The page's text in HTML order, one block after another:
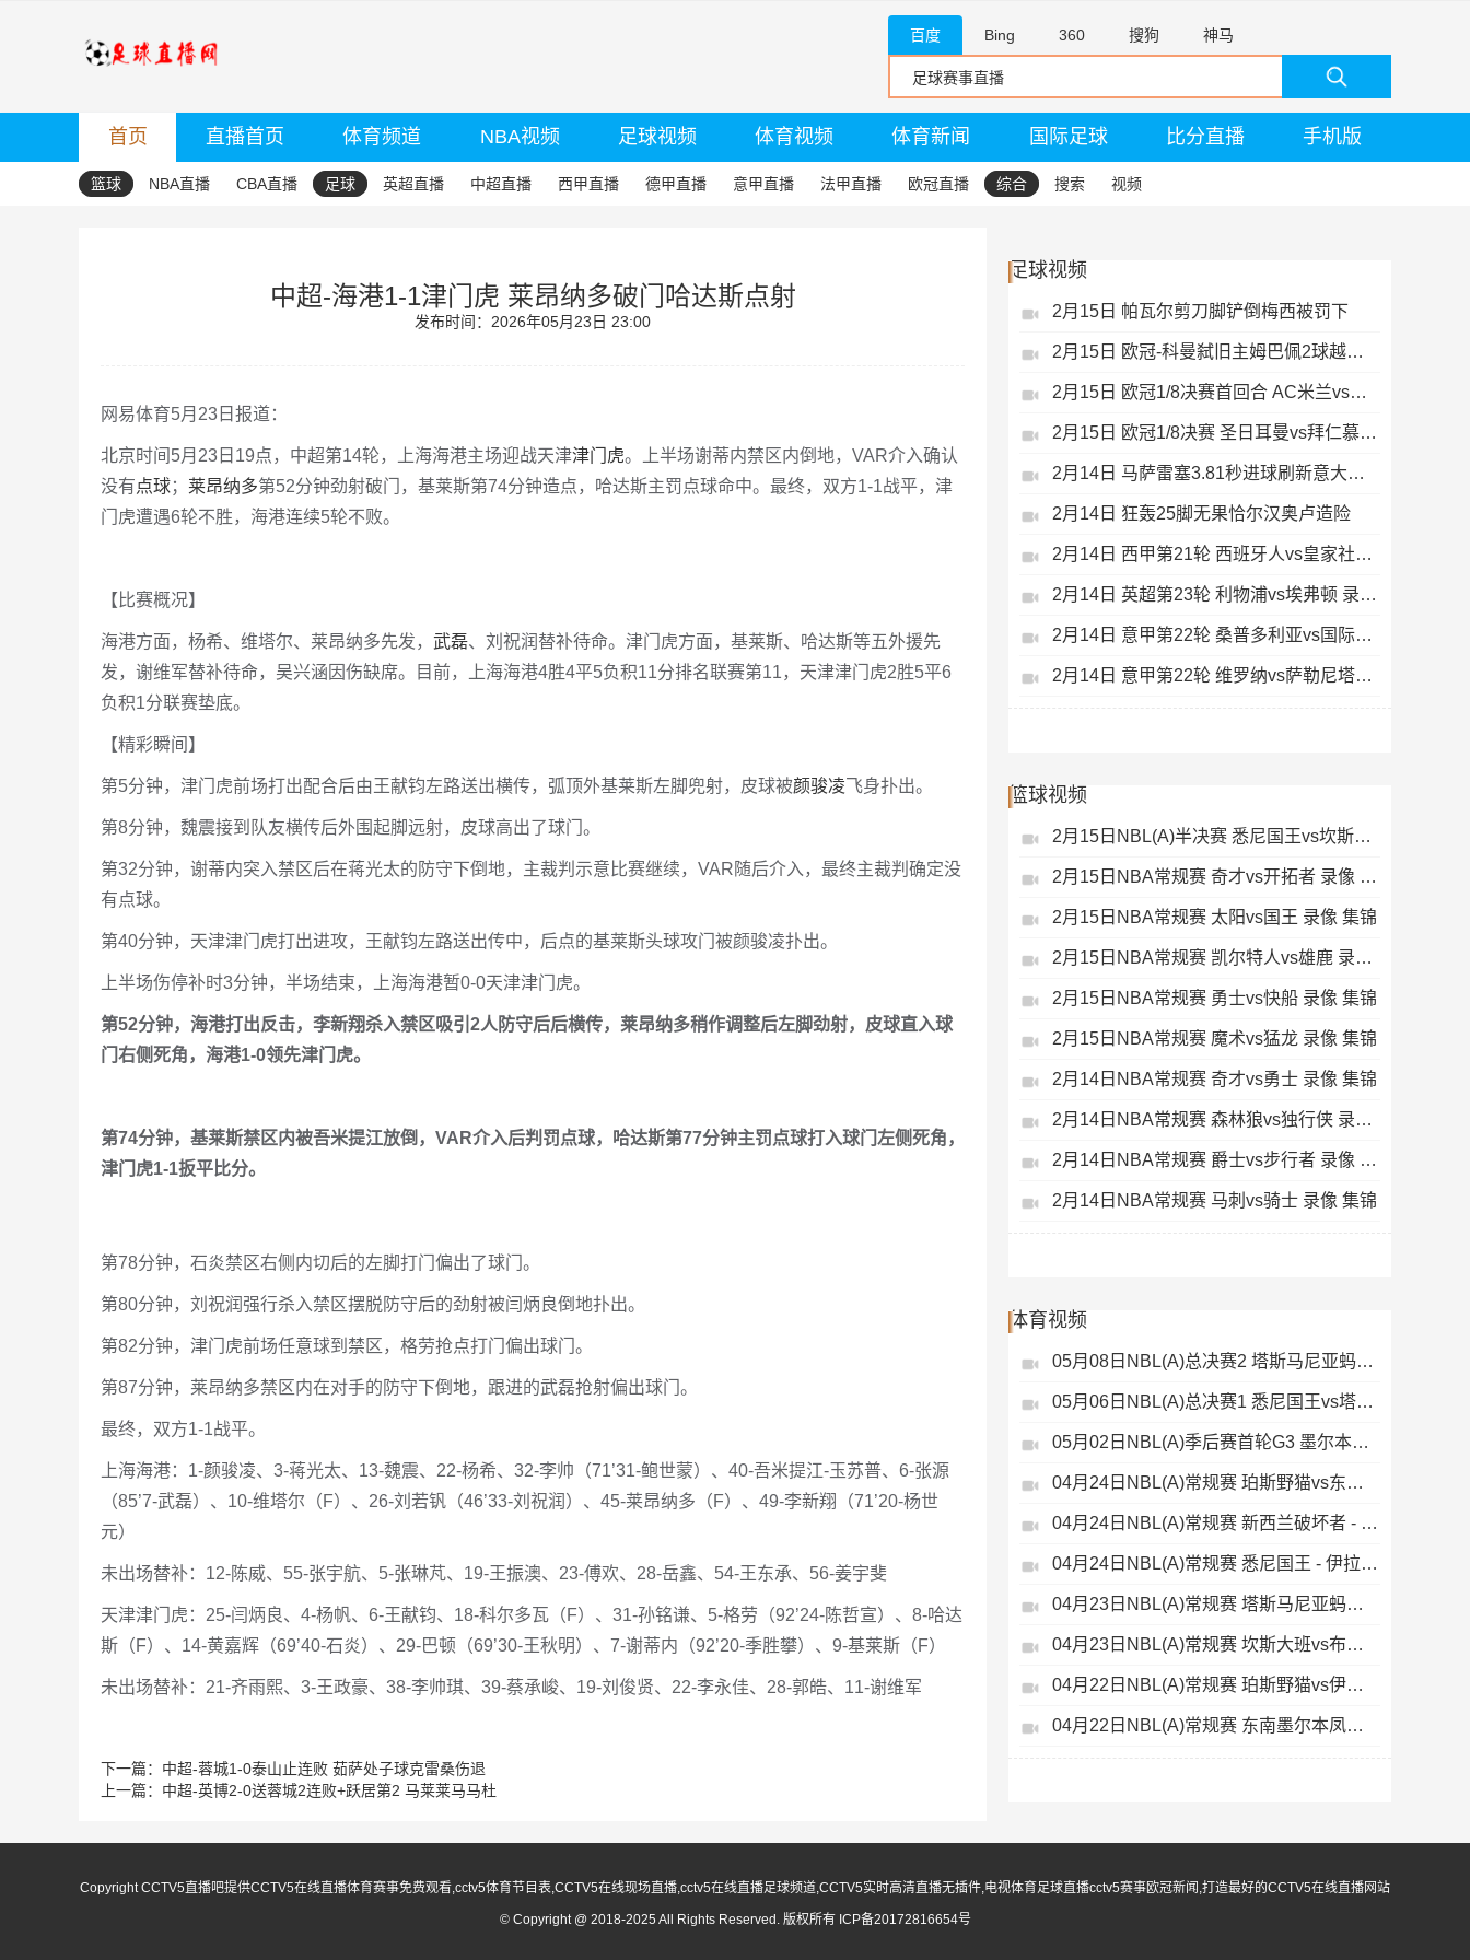
百度 Bing 360 搜狗 神马
首页 直播首页 体育频道 NBA视频 足球视频 体育视频 体育新闻 国际足球 比分直播 手机版
篮球 NBA直播 CBA直播 足球 英超直播 中超直播 西甲直播 德甲直播 意甲直播 法甲直播 欧冠直播 综合 搜索 视频
中超-海港1-1津门虎 莱昂纳多破门哈达斯点射
发布时间：2026年05月23日 23:00
网易体育5月23日报道：
北京时间5月23日19点，中超第14轮，上海海港主场迎战天津津门虎。上半场谢蒂内禁区内倒地，VAR介入确认
没有点球； 莱昂纳多第52分钟劲射破门，基莱斯第74分钟造点，哈达斯主罚点球命中。最终，双方1-1战平，津
门虎遭遇6轮不胜，海港连续5轮不败。
【比赛概况】
海港方面，杨希、维塔尔、莱昂纳多先发， 武磊、刘祝润替补待命。津门虎方面，基莱斯、哈达斯等五外援先
发，谢维军替补待命，吴兴涵因伤缺席。目前，上海海港4胜4平5负积11分排名联赛第11，天津津门虎2胜5平6
负积1分联赛垫底。
【精彩瞬间】
第5分钟，津门虎前场打出配合后由王献钧左路送出横传，弧顶外基莱斯左脚兜射，皮球被颜骏凌飞身扑出。
第8分钟，魏震接到队友横传后外围起脚远射，皮球高出了球门。
第32分钟，谢蒂内突入禁区后在蒋光太的防守下倒地，主裁判示意比赛继续，VAR随后介入，最终主裁判确定没
有点球。
第40分钟，天津津门虎打出进攻，王献钧左路送出传中，后点的基莱斯头球攻门被颜骏凌扑出。
上半场伤停补时3分钟，半场结束，上海海港暂0-0天津津门虎。
第52分钟，海港打出反击，李新翔杀入禁区吸引2人防守后后横传，莱昂纳多稍作调整后左脚劲射，皮球直入球
门右侧死角，海港1-0领先津门虎。
第74分钟，基莱斯禁区内被吾米提江放倒，VAR介入后判罚点球，哈达斯第77分钟主罚点球打入球门左侧死角，
津门虎1-1扳平比分。
第78分钟，石炎禁区右侧内切后的左脚打门偏出了球门。
第80分钟，刘祝润强行杀入禁区摆脱防守后的劲射被闫炳良倒地扑出。
第82分钟，津门虎前场任意球到禁区，格劳抢点打门偏出球门。
第87分钟，莱昂纳多禁区内在对手的防守下倒地，跟进的武磊抢射偏出球门。
最终，双方1-1战平。
上海海港：1-颜骏凌、3-蒋光太、13-魏震、22-杨希、32-李帅（71’31-鲍世蒙）、40-吾米提江-玉苏普、6-张源
（85’7-武磊）、10-维塔尔（F）、26-刘若钒（46’33-刘祝润）、45-莱昂纳多（F）、49-李新翔（71’20-杨世
元）
未出场替补：12-陈威、55-张宇航、5-张琳芃、19-王振澳、23-傅欢、28-岳鑫、54-王东承、56-姜宇斐
天津津门虎：25-闫炳良、4-杨帆、6-王献钧、18-科尔多瓦（F）、31-孙铭谦、5-格劳（92’24-陈哲宣）、8-哈达
斯（F）、14-黄嘉辉（69’40-石炎）、29-巴顿（69’30-王秋明）、7-谢蒂内（92’20-季胜攀）、9-基莱斯（F）
未出场替补：21-齐雨熙、3-王政豪、38-李帅琪、39-蔡承峻、19-刘俊贤、22-李永佳、28-郭皓、11-谢维军
下一篇： 中超-蓉城1-0泰山止连败 茹萨处子球克雷桑伤退
上一篇： 中超-英博2-0送蓉城2连败+跃居第2 马莱莱马马杜
足球视频
2月15日 帕瓦尔剪刀脚铲倒梅西被罚下
2月15日 欧冠-科曼弑旧主姆巴佩2球越位无效
2月15日 欧冠1/8决赛首回合 AC米兰vs热刺 录像 集锦
2月15日 欧冠1/8决赛 圣日耳曼vs拜仁慕尼黑 录像 集锦
2月14日 马萨雷塞3.81秒进球刷新意大利历史
2月14日 狂轰25脚无果恰尔汉奥卢造险
2月14日 西甲第21轮 西班牙人vs皇家社会 录像 集锦
2月14日 英超第23轮 利物浦vs埃弗顿 录像 集锦
2月14日 意甲第22轮 桑普多利亚vs国际米兰 录像 集锦
2月14日 意甲第22轮 维罗纳vs萨勒尼塔纳 录像 集锦
篮球视频
2月15日NBL(A)半决赛 悉尼国王vs坎斯大班 录像 集锦
2月15日NBA常规赛 奇才vs开拓者 录像 集锦
2月15日NBA常规赛 太阳vs国王 录像 集锦
2月15日NBA常规赛 凯尔特人vs雄鹿 录像 集锦
2月15日NBA常规赛 勇士vs快船 录像 集锦
2月15日NBA常规赛 魔术vs猛龙 录像 集锦
2月14日NBA常规赛 奇才vs勇士 录像 集锦
2月14日NBA常规赛 森林狼vs独行侠 录像 集锦
2月14日NBA常规赛 爵士vs步行者 录像 集锦
2月14日NBA常规赛 马刺vs骑士 录像 集锦
体育视频
05月08日NBL(A)总决赛2 塔斯马尼亚蚂蚁vs悉尼国王 录像
05月06日NBL(A)总决赛1 悉尼国王vs塔斯马尼亚蚂蚁 全场录像
05月02日NBL(A)季后赛首轮G3 墨尔本联 - 塔斯马尼亚蚂蚁 录像集锦
04月24日NBL(A)常规赛 珀斯野猫vs东南墨尔本凤凰 录像
04月24日NBL(A)常规赛 新西兰破坏者 - 阿德莱德36人 录像集锦
04月24日NBL(A)常规赛 悉尼国王 - 伊拉瓦拉老鹰 录像集锦
04月23日NBL(A)常规赛 塔斯马尼亚蚂蚁vs墨尔本联 录像集锦
04月23日NBL(A)常规赛 坎斯大班vs布里斯班子弹 录像集锦
04月22日NBL(A)常规赛 珀斯野猫vs伊拉瓦拉老鹰 录像
04月22日NBL(A)常规赛 东南墨尔本凤凰vs阿德莱德36人 录像
Copyright CCTV5直播吧提供CCTV5在线直播体育赛事免费观看,cctv5体育节目表,CCTV5在线现场直播,cctv5在线直播足球频道,CCTV5实时高清直播无插件,电视体育足球直播cctv5赛事欧冠新闻,打造最好的CCTV5在线直播网站
© Copyright @ 2018-2025 All Rights Reserved. 版权所有 ICP备20172816654号